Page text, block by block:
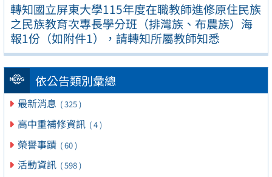
轉知國立屏東大學115年度在職教師進修原住民族
之民族教育次專長學分班（排灣族、布農族）海
報1份（如附件1），請轉知所屬教師知悉
依公告類別彙總
最新消息 ( 325 )
高中重補修資訊 ( 4 )
榮譽事蹟 ( 60 )
活動資訊 ( 598 )